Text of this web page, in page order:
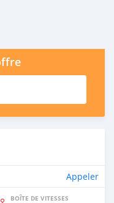
Appeler
BOÎTE DE VITESSES